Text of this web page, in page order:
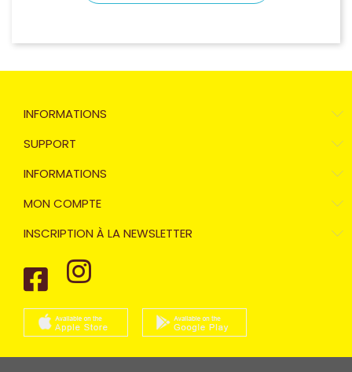
INFORMATIONS
SUPPORT
INFORMATIONS
MON COMPTE
INSCRIPTION À LA NEWSLETTER